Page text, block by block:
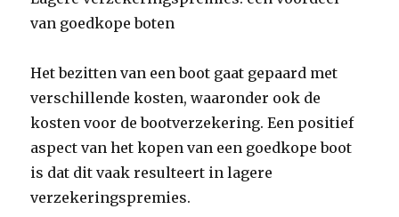
van goedkope boten
Het bezitten van een boot gaat gepaard met
verschillende kosten, waaronder ook de
kosten voor de bootverzekering. Een positief
aspect van het kopen van een goedkope boot
is dat dit vaak resulteert in lagere
verzekeringspremies.